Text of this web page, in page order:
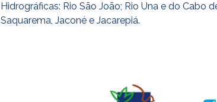
Hidrográficas: Rio São João; Rio Una e do Cabo
Saquarema, Jaconé e Jacarepiá.